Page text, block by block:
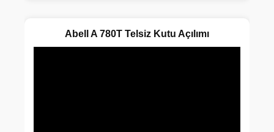
Abell A 780T Telsiz Kutu Açılımı